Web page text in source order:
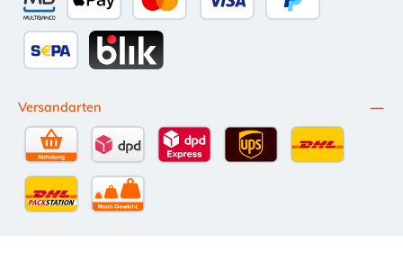
MultibancoApple Pay
Versandarten